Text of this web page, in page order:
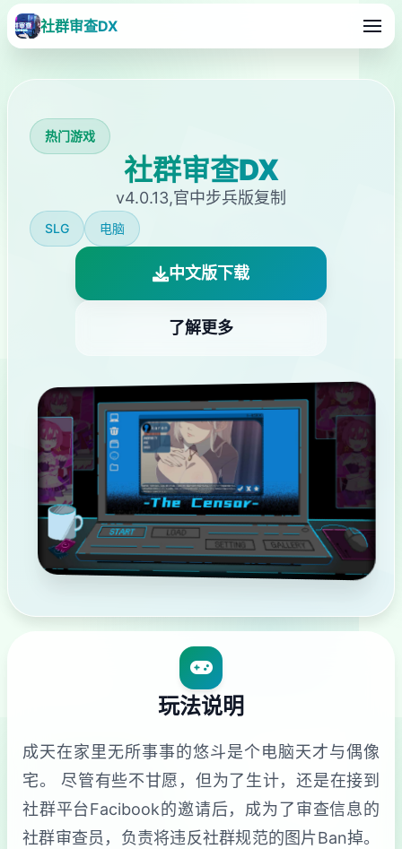
社群审查DX
热门游戏
社群审查DX
v4.0.13,官中步兵版复制
SLG 电脑
中文版下载
了解更多
玩法说明
成天在家里无所事事的悠斗是个电脑天才与偶像
宅。 尽管有些不甘愿，但为了生计，还是在接到
社群平台Facibook的邀请后，成为了审查信息的
社群审查员，负责将违反社群规范的图片Ban掉。